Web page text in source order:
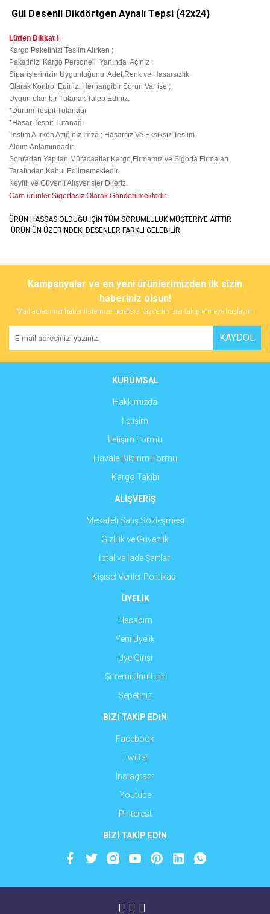
Gül Desenli Dikdörtgen Aynalı Tepsi (42x24)
Lütfen Dikkat !
Kargo Paketinizi Teslim Alırken ;
Paketinizi Kargo Personeli Yanında Açınız ;
Siparişlerinizin Uygunluğunu Adet,Renk ve Hasarsızlık
Olarak Kontrol Ediniz. Herhangibir Sorun Var ise ;
Uygun olan bir Tutanak Talep Ediniz.
*Durum Tespit Tutanağı
*Hasar Tespit Tutanağı
Teslim Alırken Attığınız İmza ; Hasarsız Ve Eksiksiz Teslim
Aldım.Anlamındadır.
Sonradan Yapılan Müracaatlar Kargo,Firmamız ve Sigorta Firmaları
Tarafından Kabul Edilmemektedir.
Keyifli ve Güvenli Alışverişler Dileriz.
Cam ürünler Sigortasız Olarak Gönderilmektedir.
ÜRÜN HASSAS OLDUĞU İÇİN TÜM SORUMLULUK MÜŞTERİYE AİTTİR
ÜRÜN'ÜN ÜZERİNDEKI DESENLER FARKLI GELEBİLİR
Bu ürüne ilk yorumu siz yapın!
Yorum Yaz
tarafımıza iletebilirsiniz.
Görüş ve önerileriniz için teşekkür ederiz.
Ürün resmi kalitesiz, bozuk veya görüntülenemiyor.
Ürün açıklamasında eksik bilgiler bulunuyor.
Ürün fiyatı diğer sitelerden daha pahalı.
Gönder
Kampanyalar ve en yeni ürünlerimizden ilk sizin
haberiniz olsun!
Mail adresinizi haber listemize ücretsiz kaydedin bizi takip etmeye başlayın.
KAYDOL
KURUMSAL
Hakkımızda
İletişim
İletişim Formu
Havale Bildirim Formu
Kargo Takibi
ALIŞVERİŞ
Mesafeli Satış Sözleşmesi
Gizlilik ve Güvenlik
İptal ve İade Şartları
Kişisel Veriler Politikası
ÜYELİK
Hesabım
Yeni Üyelik
Üye Girişi
Şifremi Unuttum
Sepetiniz
BİZİ TAKİP EDİN
Facebook
Twitter
Instagram
Youtube
Pinterest
BİZİ TAKİP EDİN